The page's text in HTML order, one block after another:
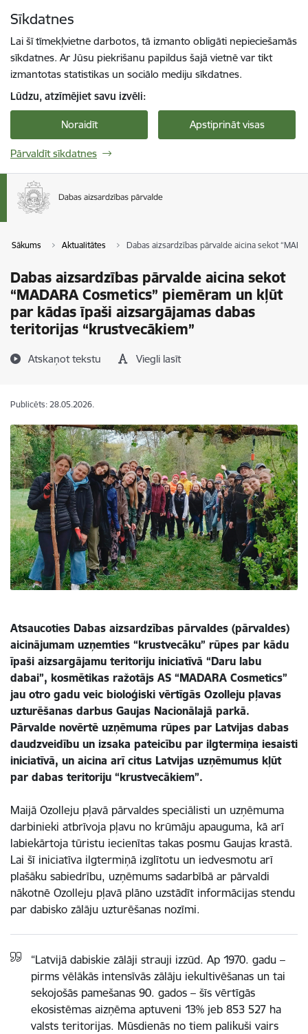
Sīkdatnes
Lai šī tīmekļvietne darbotos, tā izmanto obligāti nepieciešamās
sīkdatnes. Ar Jūsu piekrišanu papildus šajā vietnē var tikt
izmantotas statistikas un sociālo mediju sīkdatnes.
Lūdzu, atzīmējiet savu izvēli:
Noraidīt Apstiprināt visas
Pārvaldīt sīkdatnes
Sākums Aktualitātes Dabas aizsardzības pārvalde aicina sekot
Dabas aizsardzības pārvalde aicina sekot
“MADARA Cosmetics” piemēram un kļūt
par kādas īpaši aizsargājamas dabas
teritorijas “krustvecākiem”
Atskaņot tekstu Viegli lasīt
Publicēts: 28.05.2026.
Atsaucoties Dabas aizsardzības pārvaldes (pārvaldes)
aicinājumam uzņemties “krustvecāku” rūpes par kādu
īpaši aizsargājamu teritoriju iniciatīvā “Daru labu
dabai”, kosmētikas ražotājs AS “MADARA Cosmetics”
jau otro gadu veic bioloģiski vērtīgās Ozolleju pļavas
uzturēšanas darbus Gaujas Nacionālajā parkā.
Pārvalde novērtē uzņēmuma rūpes par Latvijas dabas
daudzveidību un izsaka pateicību par ilgtermiņa iesaisti
iniciatīvā, un aicina arī citus Latvijas uzņēmumus kļūt
par dabas teritoriju “krustvecākiem”.
Maijā Ozolleju pļavā pārvaldes speciālisti un uzņēmuma
darbinieki atbrīvoja pļavu no krūmāju apauguma, kā arī
labiekārtoja tūristu iecienītas takas posmu Gaujas krastā.
Lai šī iniciatīva ilgtermiņā izglītotu un iedvesmotu arī
plašāku sabiedrību, uzņēmums sadarbībā ar pārvaldi
nākotnē Ozolleju pļavā plāno uzstādīt informācijas stendu
par dabisko zālāju uzturēšanas nozīmi.
“Latvijā dabiskie zālāji strauji izzūd. Ap 1970. gadu –
pirms vēlākās intensīvās zālāju iekultivēšanas un tai
sekojošās pamešanas 90. gados – šīs vērtīgās
ekosistēmas aizņēma aptuveni 13% jeb 853 527 ha
valsts teritorijas. Mūsdienās no tiem palikuši vairs